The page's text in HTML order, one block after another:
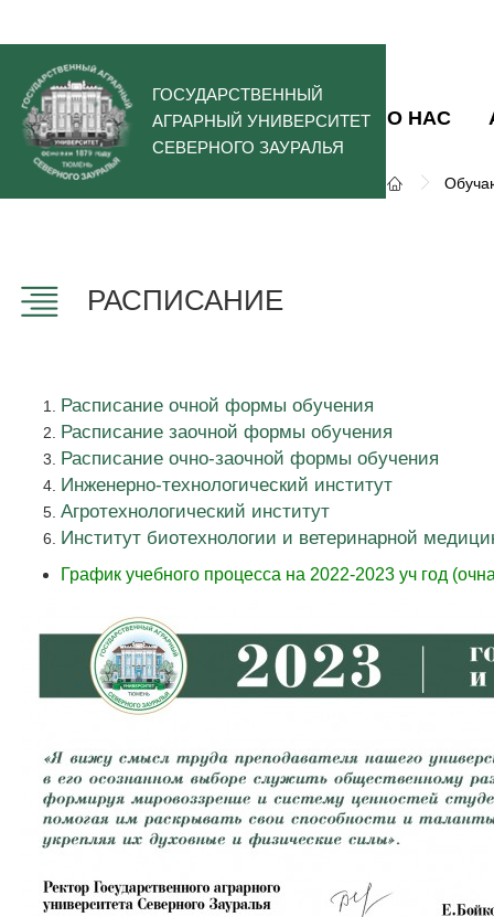
ГОСУДАРСТВЕННЫЙ
АГРАРНЫЙ УНИВЕРСИТЕТ
СЕВЕРНОГО ЗАУРАЛЬЯ
О НАС
РАСПИСАНИЕ
Расписание очной формы обучения
Расписание заочной формы обучения
Расписание очно-заочной формы обучения
Инженерно-технологический институт
Агротехнологический институт
Институт биотехнологии и ветеринарной
График учебного процесса на 2022-2023 уч год